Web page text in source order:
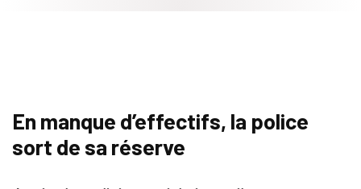
En manque d’effectifs, la police
sort de sa réserve